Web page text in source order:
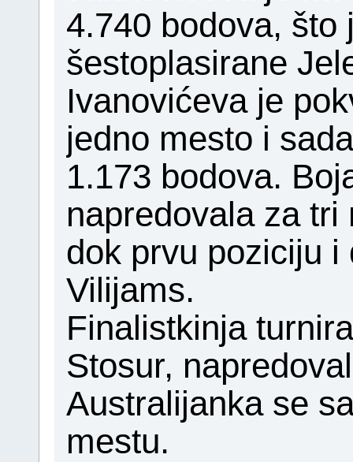
4.740 bodova, što
šestoplasirane
Ivanovićeva je
jedno mesto i
1.173 bodova.
napredovala za tri
dok prvu poziciju
Vilijams.
Finalistkinja
Stosur,
Australijanka se
mestu.